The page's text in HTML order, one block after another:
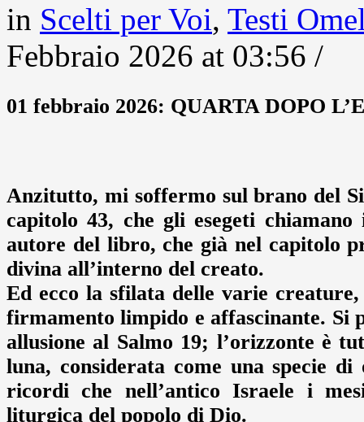
in Scelti per Voi, Testi
Febbraio 2026 at 03:56 /
01 febbraio 2026: QUARTA DOPO
Anzitutto, mi soffermo sul brano del
capitolo 43, che gli esegeti
autore del libro, che già nel capitolo
divina all’interno del creato.
Ed ecco la sfilata delle varie
firmamento limpido e affascinante. Si
allusione al Salmo 19; l’orizzonte è
luna, considerata come una specie
ricordi che nell’antico Israele i
liturgica del popolo di Dio.